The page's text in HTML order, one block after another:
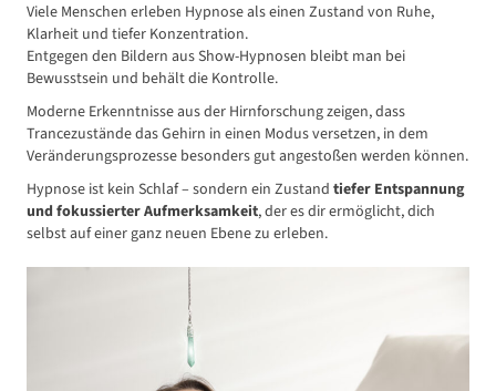
Viele Menschen erleben Hypnose als einen Zustand von Ruhe,
Klarheit und tiefer Konzentration.
Entgegen den Bildern aus Show-Hypnosen bleibt man bei
Bewusstsein und behält die Kontrolle.
Moderne Erkenntnisse aus der Hirnforschung zeigen, dass
Trancezustände das Gehirn in einen Modus versetzen, in dem
Veränderungsprozesse besonders gut angestoßen werden können.
Hypnose ist kein Schlaf – sondern ein Zustand tiefer Entspannung
und fokussierter Aufmerksamkeit, der es dir ermöglicht, dich
selbst auf einer ganz neuen Ebene zu erleben.